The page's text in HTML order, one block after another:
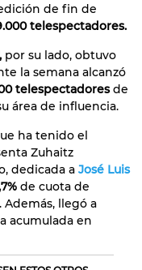
de fin de
telespectadores.
por su lado, obtuvo
la semana alcanzó
telespectadoresde
área de influencia.
ha tenido el
Zuhaitz
dedicada a José Luis
de cuota de
llegó a
acumulada en